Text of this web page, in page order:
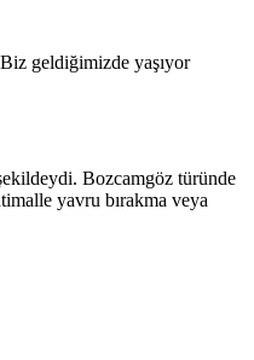
geldiğimizde yaşıyor
Bozcamgöz türünde
yavru bırakma veya